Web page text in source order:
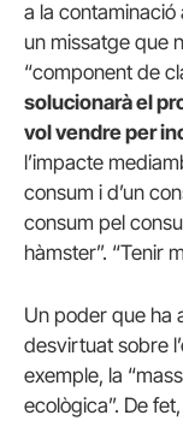
a la contaminació
un missatge que
“component de
solucionarà el
vol vendre per
l’impacte
consum i d’un
consum pel
hàmster”. “Tenir
Un poder que ha
desvirtuat sobre
exemple, la
ecològica”. De